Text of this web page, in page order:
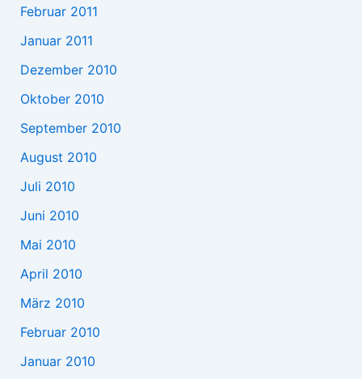
Februar 2011
Januar 2011
Dezember 2010
Oktober 2010
September 2010
August 2010
Juli 2010
Juni 2010
Mai 2010
April 2010
März 2010
Februar 2010
Januar 2010